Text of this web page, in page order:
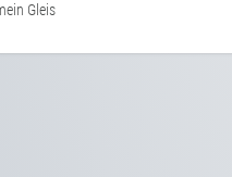
Gleis